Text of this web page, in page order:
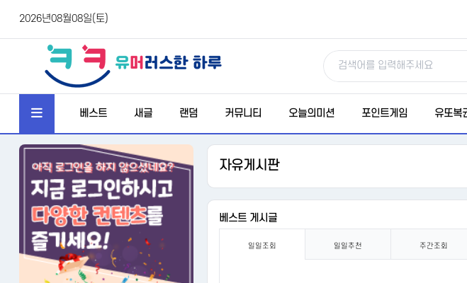
2026년08월08일(토)
베스트 새글 랜덤 커뮤니티 오늘의미션 포인트게임 유또복
자유게시판
베스트 게시글
일일조회 일일추천 주간조회